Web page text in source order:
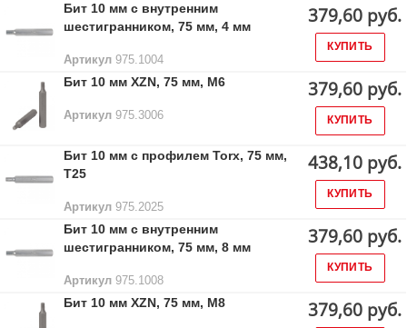
Бит 10 мм с внутренним
шестигранником, 75 мм, 4 мм
Артикул 975.1004
379,60 руб.
КУПИТЬ
Бит 10 мм XZN, 75 мм, М6
Артикул 975.3006
379,60 руб.
КУПИТЬ
Бит 10 мм с профилем Torx, 75 мм,
Т25
Артикул 975.2025
438,10 руб.
КУПИТЬ
Бит 10 мм с внутренним
шестигранником, 75 мм, 8 мм
Артикул 975.1008
379,60 руб.
КУПИТЬ
Бит 10 мм XZN, 75 мм, М8 379,60 руб.